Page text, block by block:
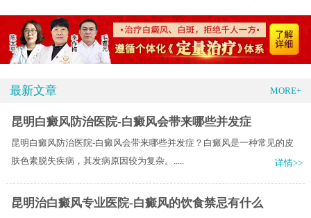
最新文章 MORE+
昆明白癜风防治医院-白癜风会带来哪些并发症
昆明白癜风防治医院-白癜风会带来哪些并发症？白癜风是一种常见的皮
肤色素脱失疾病，其发病原因较为复杂。.....
详情>>
昆明治白癜风专业医院-白癜风的饮食禁忌有什么